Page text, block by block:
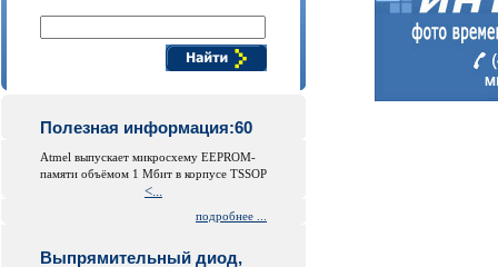
Полезная информация:60
Atmel выпускает микросхему EEPROM-
памяти объёмом 1 Мбит в корпусе TSSOP
<...
подробнее ...
Выпрямительный диод,